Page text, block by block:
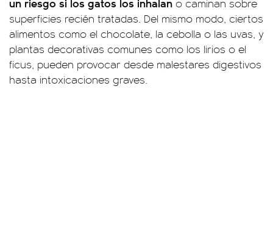
o caminan sobre
superficies recién tratadas. Del mismo modo, ciertos
alimentos como el chocolate, la cebolla o las uvas, y
plantas decorativas comunes como los lirios o el
ficus, pueden provocar desde malestares digestivos
hasta intoxicaciones graves.